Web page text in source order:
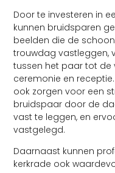
Door te investeren in
kunnen bruidsparen
beelden die de
trouwdag vastleggen,
tussen het paar tot de
ceremonie en
ook zorgen voor een
bruidspaar door de
vast te leggen, en
vastgelegd.
Daarnaast kunnen
kerkrade ook